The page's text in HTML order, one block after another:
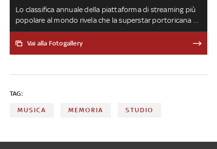
Lo classifica annuale della piattaforma di streaming più
popolare al mondo rivela che la superstar portoricana è
per il terzo anno consecutivo l'artista più ascoltato a
livello globale. Tra gli italiani, i Maneskin battono tutti
che c’è da sapere
Vai alla Fotogallery
TAG:
MUSICA MEMORIA STUDIO